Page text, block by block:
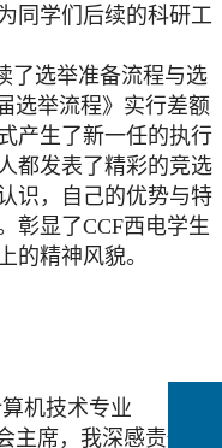
同学们后续的科研工
了选举准备流程与选
选举流程》实行差额
产生了新一任的执行
都发表了精彩的竞选
识，自己的优势与特
彰显了CCF西电学生
的精神风貌。
机技术专业
主席，我深感责任重